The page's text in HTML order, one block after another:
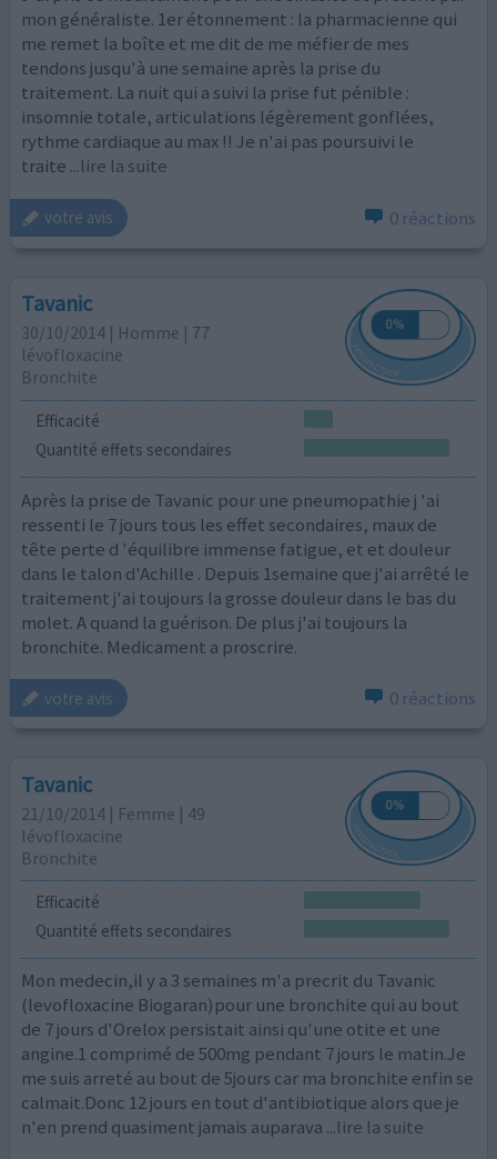
mon généraliste. 1er étonnement : la pharmacienne qui
me remet la boîte et me dit de me méfier de mes
tendons jusqu'à une semaine après la prise du
traitement. La nuit qui a suivi la prise fut pénible :
insomnie totale, articulations légèrement gonflées,
rythme cardiaque au max !! Je n'ai pas poursuivi le
traite ...lire la suite
votre avis 0 réactions
Tavanic
30/10/2014 | Homme | 77
lévofloxacine
Bronchite
Efficacité
Quantité effets secondaires
Après la prise de Tavanic pour une pneumopathie j 'ai
ressenti le 7 jours tous les effet secondaires, maux de
tête perte d 'équilibre immense fatigue, et et douleur
dans le talon d'Achille . Depuis 1semaine que j'ai arrêté le
traitement j'ai toujours la grosse douleur dans le bas du
molet. A quand la guérison. De plus j'ai toujours la
bronchite. Medicament a proscrire.
votre avis 0 réactions
Tavanic
21/10/2014 | Femme | 49
lévofloxacine
Bronchite
Efficacité
Quantité effets secondaires
Mon medecin,il y a 3 semaines m'a precrit du Tavanic
(levofloxacine Biogaran)pour une bronchite qui au bout
de 7 jours d'Orelox persistait ainsi qu'une otite et une
angine.1 comprimé de 500mg pendant 7 jours le matin.Je
me suis arreté au bout de 5jours car ma bronchite enfin se
calmait.Donc 12 jours en tout d'antibiotique alors que je
n'en prend quasiment jamais auparava ...lire la suite